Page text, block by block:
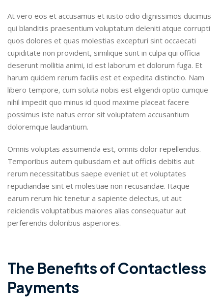
At vero eos et accusamus et iusto odio dignissimos ducimus
qui blanditiis praesentium voluptatum deleniti atque corrupti
quos dolores et quas molestias excepturi sint occaecati
cupiditate non provident, similique sunt in culpa qui officia
deserunt mollitia animi, id est laborum et dolorum fuga. Et
harum quidem rerum facilis est et expedita distinctio. Nam
libero tempore, cum soluta nobis est eligendi optio cumque
nihil impedit quo minus id quod maxime placeat facere
possimus iste natus error sit voluptatem accusantium
doloremque laudantium.
Omnis voluptas assumenda est, omnis dolor repellendus.
Temporibus autem quibusdam et aut officiis debitis aut
rerum necessitatibus saepe eveniet ut et voluptates
repudiandae sint et molestiae non recusandae. Itaque
earum rerum hic tenetur a sapiente delectus, ut aut
reiciendis voluptatibus maiores alias consequatur aut
perferendis doloribus asperiores.
The Benefits of Contactless
Payments